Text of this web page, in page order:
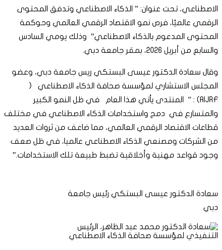
الاصطناعي، تحت عنوان: ” الذكاء الاصطناعي وتدفق المحتوى
الرقمي عالميًا، فرص نمو الاقتصاد الرقمي العالمي وحوكمة
المحتوى المدعوم بالذكاء الاصطناعي” وذلك يومي السادس
والسابع من أبريل 2026، بمقر جامعة دبي.
وقال سعادة الدكتور عيسى البستكي ريس جامعة دبي، وعضو
المجلس الاستشاري لمؤسسة صحافة الذكاء الاصطناعي (
AIJRF) : ” المنتدى يأتي هذا العام في ظل النمو الكبير
والمتسارع في دمج واستخدامات الذكاء الاصطناعي في مختلف
قطاعات الاقتصاد الرقمي العالمي، مما ضاعف من ثروات العديد
من الشركات ومصنعي الذكاء الاصطناعي عالميا، في ظل صعف
وجود قواعد مهنية وأخلاقية تضبط طبيعة تلك الاستخدامات.”
سعادة الدكتور عيسى البستكي رئيس جامعة
دبي